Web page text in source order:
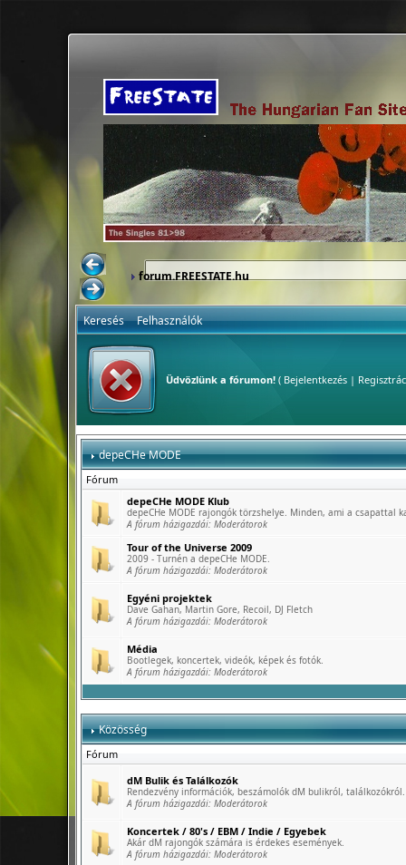
forum.FREESTATE.hu
Keresés Felhasználók
Üdvözlünk a fórumon!( Bejelentkezés|
depeCHe MODE
Fórum
depeCHe MODE Klub
depeCHe MODE rajongók törzshelye. Minden, ami a csapattal
A fórum házigazdái: Moderátorok
Tour of the Universe 2009
2009 - Turnén a depeCHe MODE.
A fórum házigazdái: Moderátorok
Egyéni projektek
Dave Gahan, Martin Gore, Recoil, DJ Fletch
A fórum házigazdái: Moderátorok
Média
Bootlegek, koncertek, videók, képek és fotók.
A fórum házigazdái: Moderátorok
Közösség
Fórum
dM Bulik és Találkozók
Rendezvény információk, beszámolók dM bulikról, találkozókról.
A fórum házigazdái: Moderátorok
Koncertek / 80's / EBM / Indie / Egyebek
Akár dM rajongók számára is érdekes események.
A fórum házigazdái: Moderátorok